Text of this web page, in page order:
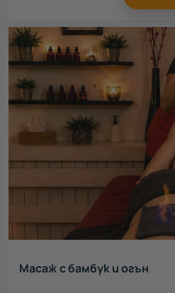
Масаж с бамбук и огън